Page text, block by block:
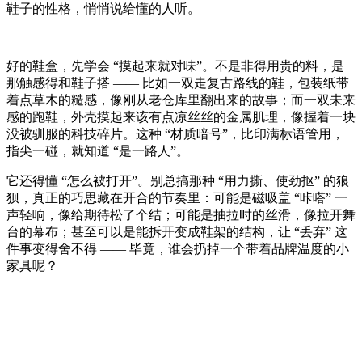
鞋子的性格，悄悄说给懂的人听。
好的鞋盒，先学会 “摸起来就对味”。不是非得用贵的料，是
那触感得和鞋子搭 —— 比如一双走复古路线的鞋，包装纸带
着点草木的糙感，像刚从老仓库里翻出来的故事；而一双未来
感的跑鞋，外壳摸起来该有点凉丝丝的金属肌理，像握着一块
没被驯服的科技碎片。这种 “材质暗号”，比印满标语管用，
指尖一碰，就知道 “是一路人”。
它还得懂 “怎么被打开”。别总搞那种 “用力撕、使劲抠” 的狼
狈，真正的巧思藏在开合的节奏里：可能是磁吸盖 “咔嗒” 一
声轻响，像给期待松了个结；可能是抽拉时的丝滑，像拉开舞
台的幕布；甚至可以是能拆开变成鞋架的结构，让 “丢弃” 这
件事变得舍不得 —— 毕竟，谁会扔掉一个带着品牌温度的小
家具呢？